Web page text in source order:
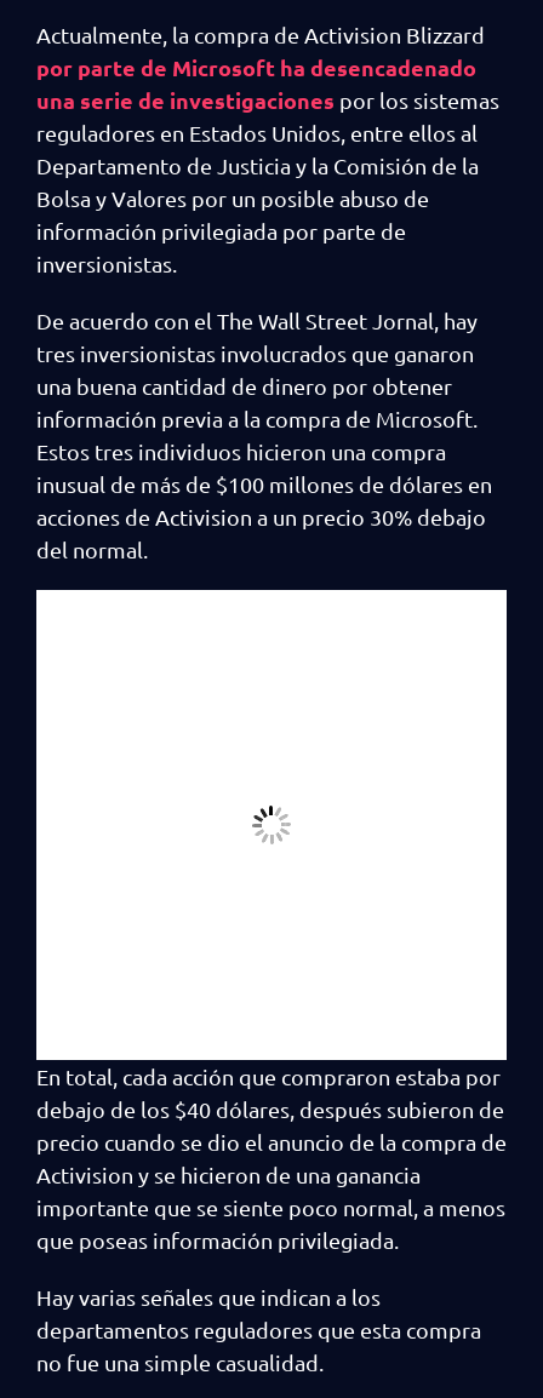
Actualmente, la compra de Activision Blizzard
por parte de Microsoft ha desencadenado
una serie de investigaciones por los sistemas
reguladores en Estados Unidos, entre ellos al
Departamento de Justicia y la Comisión de la
Bolsa y Valores por un posible abuso de
información privilegiada por parte de
inversionistas.
De acuerdo con el The Wall Street Jornal, hay
tres inversionistas involucrados que ganaron
una buena cantidad de dinero por obtener
información previa a la compra de Microsoft.
Estos tres individuos hicieron una compra
inusual de más de $100 millones de dólares en
acciones de Activision a un precio 30% debajo
del normal.
En total, cada acción que compraron estaba por
debajo de los $40 dólares, después subieron de
precio cuando se dio el anuncio de la compra de
Activision y se hicieron de una ganancia
importante que se siente poco normal, a menos
que poseas información privilegiada.
Hay varias señales que indican a los
departamentos reguladores que esta compra
no fue una simple casualidad.